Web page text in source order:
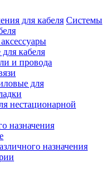
Системы
кабеля
и провода
для
нестационарной
назначения
назначения